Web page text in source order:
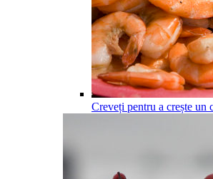
Creveți pentru a crește un